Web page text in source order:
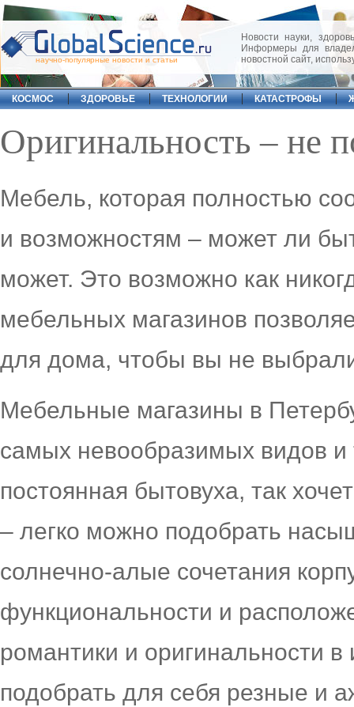
научно-популярные новости и статьи
Новости науки,
Информеры для
новостной сайт,
КОСМОС ЗДОРОВЬЕ ТЕХНОЛОГИИ КАТАСТРОФЫ
Оригинальность – не
Мебель, которая полностью
и возможностям – может ли
может. Это возможно как
мебельных магазинов
для дома, чтобы вы не
Мебельные магазины в
самых невообразимых видов и
постоянная бытовуха, так
– легко можно подобрать
солнечно-алые сочетания
функциональности и
романтики и оригинальности
подобрать для себя резные и